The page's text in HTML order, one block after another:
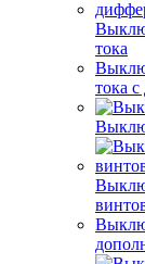
тока
тока